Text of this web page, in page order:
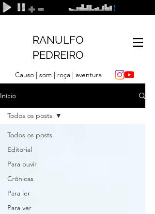
RANULFO
PEDREIRO
Causo | som | roça | aventura
Início
Todos os posts
Editorial
Para ouvir
Crônicas
Para ler
Para ver
Todos os posts